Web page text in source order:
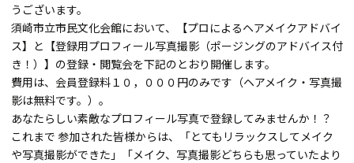
うございます。
須崎市立市民文化会館において、【プロによるヘアメイクアドバイ
ス】と【登録用プロフィール写真撮影（ポージングのアドバイス付
き！）】の登録・閲覧会を下記のとおり開催します。
費用は、会員登録料１０，０００円のみです（ヘアメイク・写真撮
影は無料です。）。
あなたらしい素敵なプロフィール写真で登録してみませんか！？
これまで 参加された皆様からは、「とてもリラックスしてメイク
や写真撮影ができた」「メイク、写真撮影どちらも思っていたより